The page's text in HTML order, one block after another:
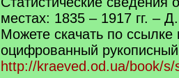
местах: 1835 – 1917 гг. –
Можете скачать по ссылке
оцифрованный
http://kraeved.od.ua/book/